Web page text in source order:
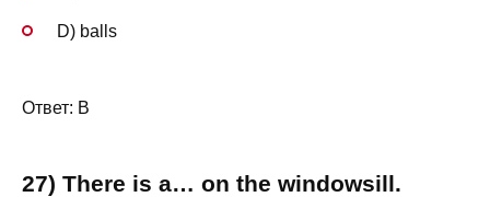
D) balls
Ответ: B
27) There is a… on the windowsill.